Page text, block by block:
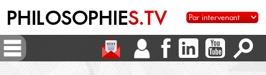
PHILOSOPHIES.TV